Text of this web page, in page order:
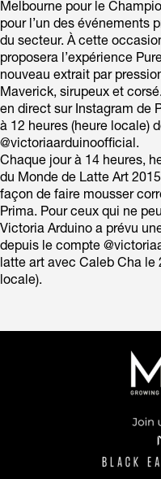
Melbourne pour le
pour l’un des événements
du secteur. À cette
proposera l’expérience
nouveau extrait par
Maverick, sirupeux et
en direct sur Instagram de
à 12 heures (heure locale)
@victoriaarduinoofficial.
Chaque jour à 14 heures,
du Monde de Latte Art
façon de faire mousser
Prima. Pour ceux qui ne
Victoria Arduino a prévu
depuis le compte
latte art avec Caleb Cha le
locale).